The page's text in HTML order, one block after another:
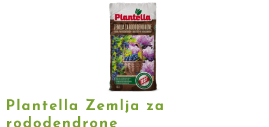
Plantella Zemlja za
rododendrone